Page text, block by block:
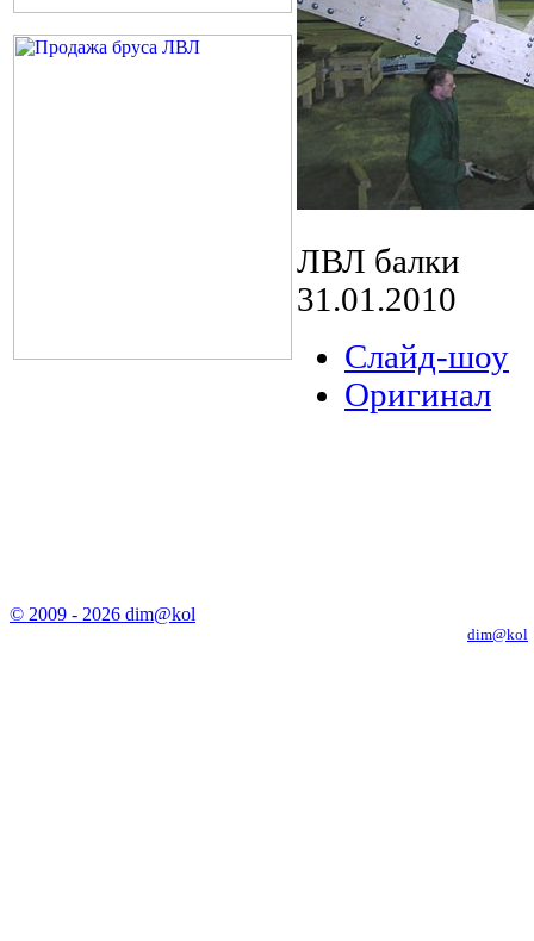
ЛВЛ балки
31.01.2010
Слайд-шоу
Оригинал
© 2009 - 2026 dim@kol
dim@kol